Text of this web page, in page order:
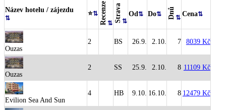
Název hotelu / zájezdu ⭐ Recenze Strava Od Do Dnů Cena
Ouzas
2 BS 26.9. 2.10. 7 8039 Kč
Ouzas
2 SS 25.9. 2.10. 8 11109 Kč
Evilion Sea And Sun
4 HB 9.10. 16.10. 8 12479 Kč